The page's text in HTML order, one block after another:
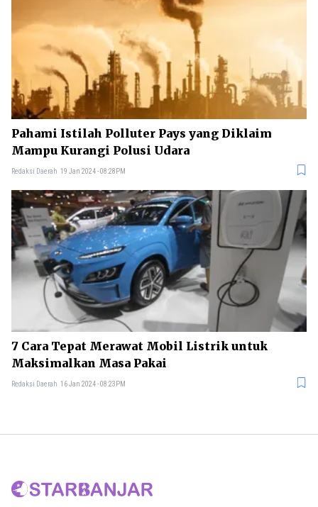
Pahami Istilah Polluter Pays yang Diklaim
Mampu Kurangi Polusi Udara
Redaksi Daerah 19 Jan 2024 - 08:28PM
7 Cara Tepat Merawat Mobil Listrik untuk
Maksimalkan Masa Pakai
Redaksi Daerah 16 Jan 2024 - 08:23PM